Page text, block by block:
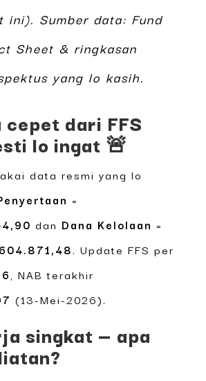
ini). Sumber data: Fund
Sheet & ringkasan
yang lo kasih.
cepet dari FFS
lo ingat 🚨
data resmi yang lo
=
dan Dana Kelolaan =
. Update FFS per
, NAB terakhir
(13-Mei-2026).
singkat — apa